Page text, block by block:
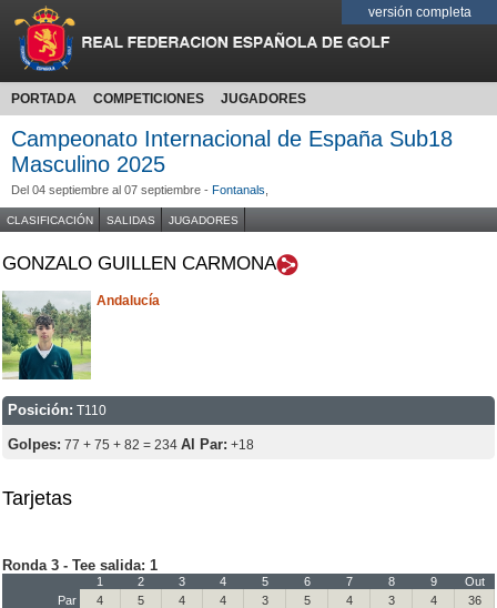
versión completa
PORTADA COMPETICIONES JUGADORES
Campeonato Internacional de España Sub18
Masculino 2025
Del 04 septiembre al 07 septiembre - Fontanals
CLASIFICACIÓN SALIDAS JUGADORES
GONZALO GUILLEN CARMONA
Andalucía
Posición: T110
Golpes: 77 + 75 + 82 = 234 Al Par: +18
Tarjetas
Ronda 3 - Tee salida: 1
1 2 3 4 5 6 7 8 9
Out
Par
4 5 4 4 3 5 4 3 4
36